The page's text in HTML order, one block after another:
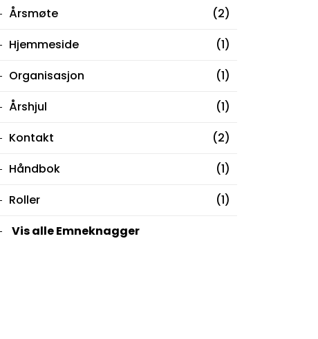
Årsmøte
(2)
Hjemmeside
(1)
Organisasjon
(1)
Årshjul
(1)
Kontakt
(2)
Håndbok
(1)
Roller
(1)
Vis alle Emneknagger